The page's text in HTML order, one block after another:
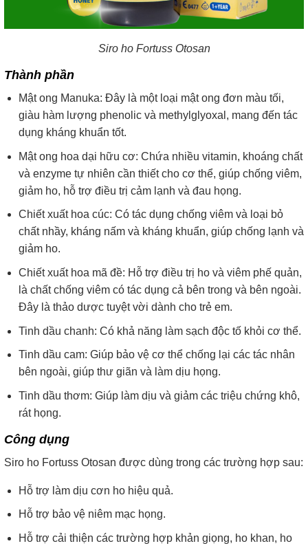
Siro ho Fortuss Otosan
Thành phần
Mật ong Manuka: Đây là một loại mật ong đơn màu tối,
giàu hàm lượng phenolic và methylglyoxal, mang đến tác
dụng kháng khuẩn tốt.
Mật ong hoa dại hữu cơ: Chứa nhiều vitamin, khoáng chất
và enzyme tự nhiên cần thiết cho cơ thể, giúp chống viêm,
giảm ho, hỗ trợ điều trị cảm lạnh và đau họng.
Chiết xuất hoa cúc: Có tác dụng chống viêm và loại bỏ
chất nhầy, kháng nấm và kháng khuẩn, giúp chống lạnh và
giảm ho.
Chiết xuất hoa mã đề: Hỗ trợ điều trị ho và viêm phế quản,
là chất chống viêm có tác dụng cả bên trong và bên ngoài.
Đây là thảo dược tuyệt vời dành cho trẻ em.
Tinh dầu chanh: Có khả năng làm sạch độc tố khỏi cơ thể.
Tinh dầu cam: Giúp bảo vệ cơ thể chống lại các tác nhân
bên ngoài, giúp thư giãn và làm dịu họng.
Tinh dầu thơm: Giúp làm dịu và giảm các triệu chứng khô,
rát họng.
Công dụng
Siro ho Fortuss Otosan được dùng trong các trường hợp sau:
Hỗ trợ làm dịu cơn ho hiệu quả.
Hỗ trợ bảo vệ niêm mạc họng.
Hỗ trợ cải thiện các trường hợp khản giọng, ho khan, ho